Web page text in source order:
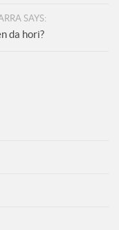
SAYS:
da hori?